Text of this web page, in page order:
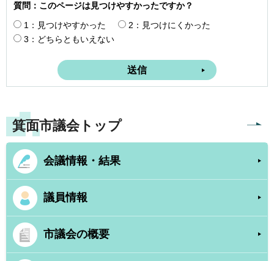
質問：このページは見つけやすかったですか？
1：見つけやすかった
2：見つけにくかった
3：どちらともいえない
箕面市議会トップ
会議情報・結果
議員情報
市議会の概要